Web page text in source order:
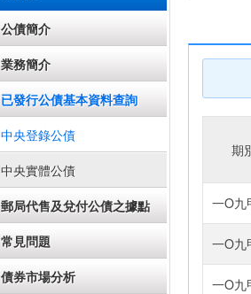
公債簡介
業務簡介
已發行公債基本資料查詢
中央登錄公債
中央實體公債
郵局代售及兌付公債之據點
常見問題
債券市場分析
期
一O九
一O九
一O九